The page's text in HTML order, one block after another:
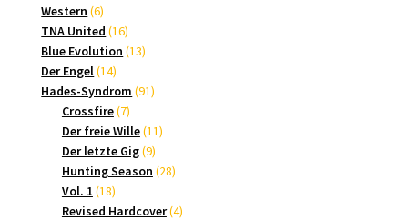
Western 66
Produkte
TNA United 1616
Produkte
Blue Evolution 1313
Der Engel 1414
Produkte
Hades-Syndrom 9191
Crossfire 77
Produkte
Der freie Wille 1111
Der letzte Gig 99
Produkte
Hunting Season 2828
Vol. 1 1818
Produkte
Revised Hardcover 44